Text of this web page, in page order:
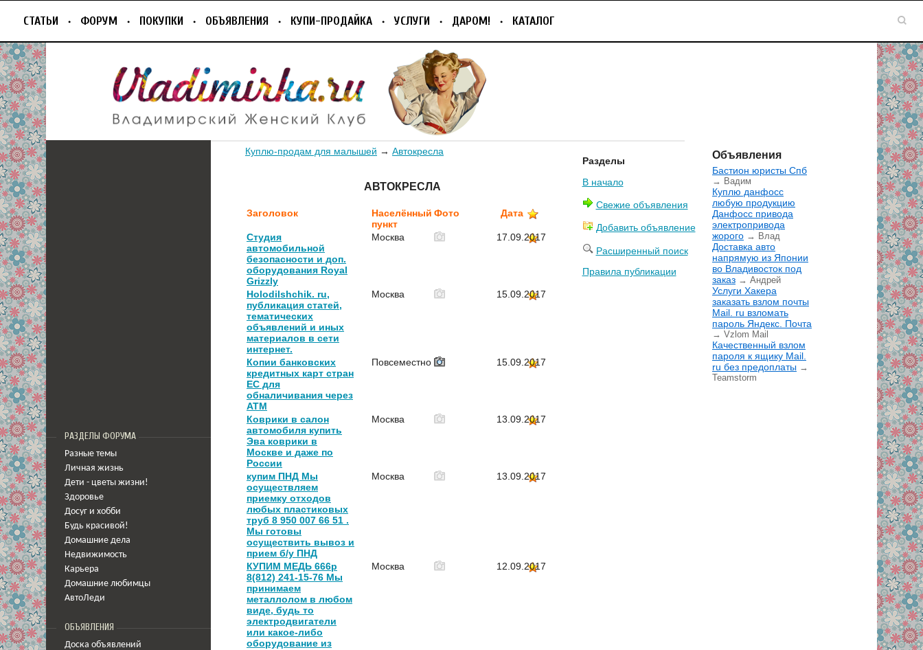
СТАТЬИ ФОРУМ ПОКУПКИ ОБЪЯВЛЕНИЯ КУПИ-ПРОДАЙКА УСЛУГИ ДАРОМ! КАТАЛОГ
РАЗДЕЛЫ ФОРУМА
Разные темы
Личная жизнь
Дети - цветы жизни!
Здоровье
Досуг и хобби
Будь красивой!
Домашние дела
Недвижимость
Карьера
Домашние любимцы
АвтоЛеди
ОБЪЯВЛЕНИЯ
Доска объявлений
Куплю-продам для малышей → Автокресла
АВТОКРЕСЛА
Заголовок Дата
Фото
Населённый
пункт
Студия
автомобильной
безопасности и доп.
оборудования Royal
Grizzly
17.09.2017
Москва
Holodilshchik. ru,
публикация статей,
тематических
объявлений и иных
материалов в сети
интернет.
15.09.2017
Москва
Копии банковских
кредитных карт стран
ЕС для
обналичивания через
АТМ
15.09.2017
Повсеместно
Коврики в салон
автомобиля купить
Эва коврики в
Москве и даже по
России
13.09.2017
Москва
купим ПНД Мы
осуществляем
приемку отходов
любых пластиковых
труб 8 950 007 66 51 .
Мы готовы
осуществить вывоз и
прием б/у ПНД
13.09.2017
Москва
КУПИМ МЕДЬ 666р
8(812) 241-15-76 Мы
принимаем
металлолом в любом
виде, будь то
электродвигатели
или какое-либо
оборудование из
12.09.2017
Москва
Разделы
В начало
Свежие объявления
Добавить объявление
Расширенный поиск
Правила публикации
Объявления
Бастион юристы Спб
→ Вадим
Куплю данфосс
любую продукцию
Данфосс привода
электропривода
жорого → Влад
Доставка авто
напрямую из Японии
во Владивосток под
заказ → Андрей
Услуги Хакера
заказать взлом почты
Mail. ru взломать
пароль Яндекс. Почта
→ Vzlom Mail
Качественный взлом
пароля к ящику Mail.
ru без предоплаты →
Teamstorm